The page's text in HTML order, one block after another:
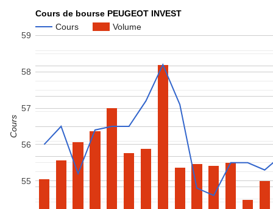
Cours de bourse PEUGEOT INVEST
Cours
Volume
55
56
57
58
59
Cours